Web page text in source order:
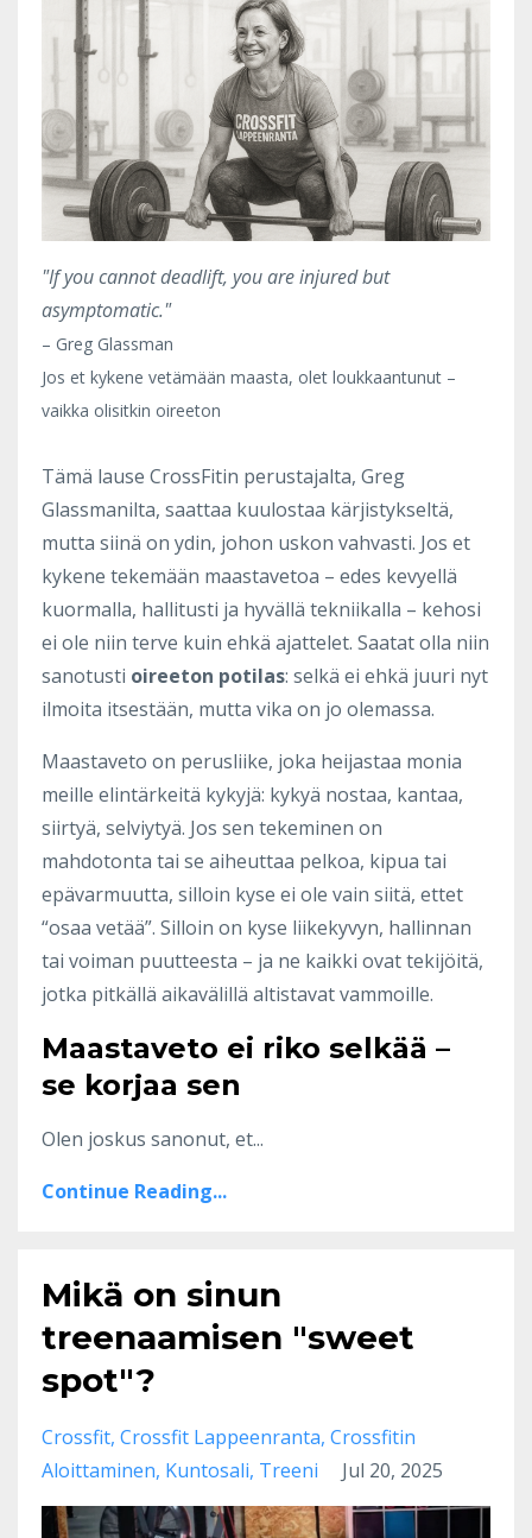
"If you cannot deadlift, you are injured but
asymptomatic."
– Greg Glassman
Jos et kykene vetämään maasta, olet loukkaantunut –
vaikka olisitkin oireeton
Tämä lause CrossFitin perustajalta, Greg
Glassmanilta, saattaa kuulostaa kärjistykseltä,
mutta siinä on ydin, johon uskon vahvasti. Jos et
kykene tekemään maastavetoa – edes kevyellä
kuormalla, hallitusti ja hyvällä tekniikalla – kehosi
ei ole niin terve kuin ehkä ajattelet. Saatat olla niin
sanotusti oireeton potilas: selkä ei ehkä juuri nyt
ilmoita itsestään, mutta vika on jo olemassa.
Maastaveto on perusliike, joka heijastaa monia
meille elintärkeitä kykyjä: kykyä nostaa, kantaa,
siirtyä, selviytyä. Jos sen tekeminen on
mahdotonta tai se aiheuttaa pelkoa, kipua tai
epävarmuutta, silloin kyse ei ole vain siitä, ettet
“osaa vetää”. Silloin on kyse liikekyvyn, hallinnan
tai voiman puutteesta – ja ne kaikki ovat tekijöitä,
jotka pitkällä aikavälillä altistavat vammoille.
Maastaveto ei riko selkää –
se korjaa sen
Olen joskus sanonut, et...
Continue Reading...
Mikä on sinun
treenaamisen "sweet
spot"?
Crossfit Crossfit Lappeenranta Crossfitin
Aloittaminen Kuntosali Treeni Jul 20, 2025